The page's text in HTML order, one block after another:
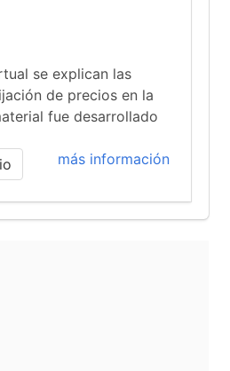
se explican las
de precios en la
fue desarrollado
más información